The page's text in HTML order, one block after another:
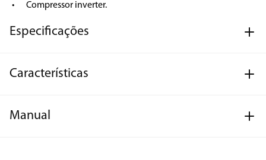
•	Compressor inverter.
Especificações
Características
Manual